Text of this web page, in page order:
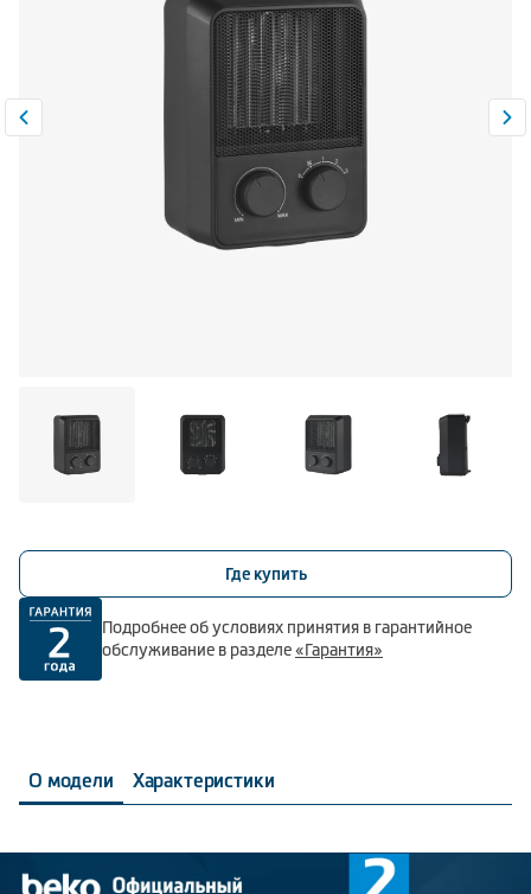
Климатическая техника
Сравнить 0
Где купить
Подробнее об условиях принятия в гарантийное
обслуживание в разделе«Гарантия»
О модели Характеристики